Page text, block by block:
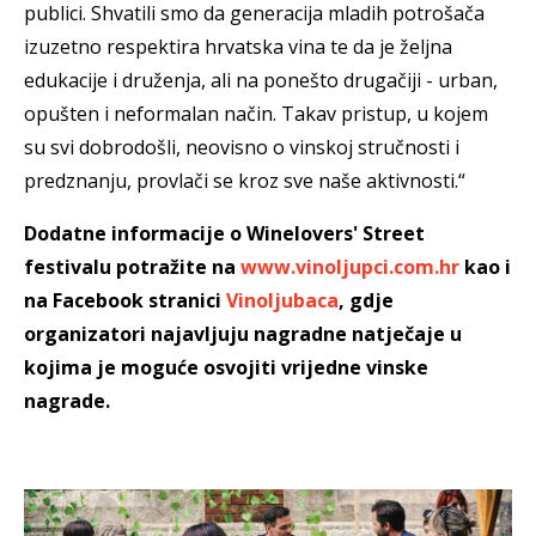
publici. Shvatili smo da generacija mladih potrošača
izuzetno respektira hrvatska vina te da je željna
edukacije i druženja, ali na ponešto drugačiji - urban,
opušten i neformalan način. Takav pristup, u kojem
su svi dobrodošli, neovisno o vinskoj stručnosti i
predznanju, provlači se kroz sve naše aktivnosti.“
Dodatne informacije o Winelovers' Street
festivalu potražite na www.vinoljupci.com.hr kao i
na Facebook stranici Vinoljubaca, gdje
organizatori najavljuju nagradne natječaje u
kojima je moguće osvojiti vrijedne vinske
nagrade.